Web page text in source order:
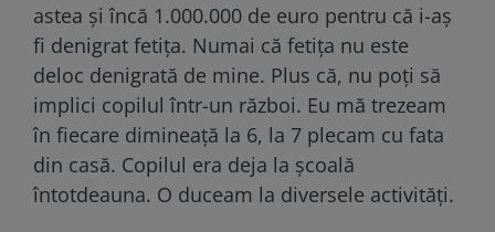
astea și încă 1.000.000 de euro pentru că i-aș
fi denigrat fetița. Numai că fetița nu este
deloc denigrată de mine. Plus că, nu poți să
implici copilul într-un război. Eu mă trezeam
în fiecare dimineață la 6, la 7 plecam cu fata
din casă. Copilul era deja la școală
întotdeauna. O duceam la diversele activități.